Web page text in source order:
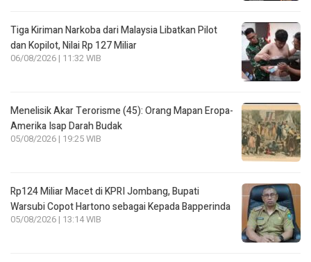
Tiga Kiriman Narkoba dari Malaysia Libatkan Pilot
dan Kopilot, Nilai Rp 127 Miliar
06/08/2026 | 11:32 WIB
Menelisik Akar Terorisme (45): Orang Mapan Eropa-
Amerika Isap Darah Budak
05/08/2026 | 19:25 WIB
Rp124 Miliar Macet di KPRI Jombang, Bupati
Warsubi Copot Hartono sebagai Kepada Bapperinda
05/08/2026 | 13:14 WIB